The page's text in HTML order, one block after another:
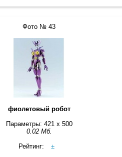
Фото № 43
фиолетовый робот
Параметры: 421 x 500
0.02 Мб.
Рейтинг:
±